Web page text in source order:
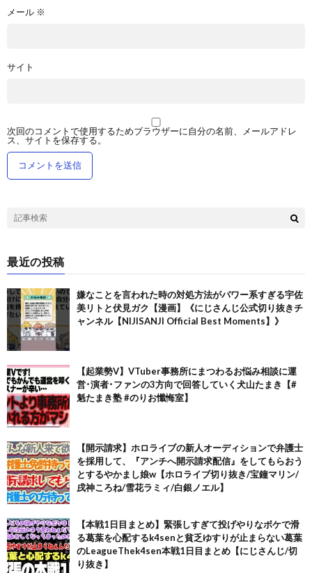
メール ※
サイト
次回のコメントで使用するためブラウザーに自分の名前、メールアドレ
ス、サイトを保存する。
最近の投稿
嫌なことを言われた時の対処方法がパワー系すぎる宇佐
美リトと伏見ガク【漫画】《にじさんじ公式切り抜きチ
ャンネル【NIJISANJI Official Best Moments】》
【起業勢V】VTuber事務所にまつわるお悩み相談に運
営･演者･ファンの3方向で回答していく犬山たまき【#
魁たまき塾 #のりお懺悔室】
【開示請求】ホロライブの新人オーディションで弁護士
を採用して、『アンチへ開示請求配信』をしてもらおう
とするやかまし娘w【ホロライブ切り抜き/宝鐘マリン/
戌神ころね/雪花ラミィ/白銀ノエル】
【本戦1日目まとめ】緊張しすぎて投げやりなボケで滑
る葛葉を心配するk4senと貧乏ゆすりが止まらない葛葉
のLeagueThek4sen本戦1日目まとめ【にじさんじ/切
り抜き】